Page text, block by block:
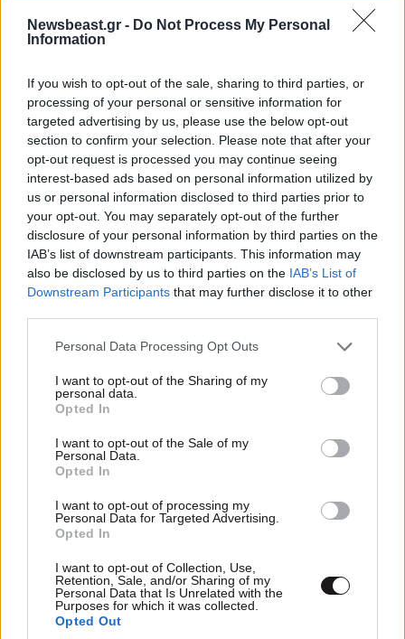
Newsbeast.gr - Do Not Process My Personal
Information
If you wish to opt-out of the sale, sharing to third parties, or
processing of your personal or sensitive information for
targeted advertising by us, please use the below opt-out
section to confirm your selection. Please note that after your
opt-out request is processed you may continue seeing
interest-based ads based on personal information utilized by
us or personal information disclosed to third parties prior to
your opt-out. You may separately opt-out of the further
disclosure of your personal information by third parties on the
IAB’s list of downstream participants. This information may
also be disclosed by us to third parties on the IAB’s List of
Downstream Participants that may further disclose it to other
Please note that this website/app uses one or more Google
not limited to your visit or usage behaviour. You may click to
grant or deny consent to Google and its third-party tags to
use your data for below specified purposes in below Google
consent section.
Personal Data Processing Opt Outs
I want to opt-out of the Sharing of my
personal data.
Opted In
I want to opt-out of the Sale of my
Personal Data.
Opted In
I want to opt-out of processing my
Personal Data for Targeted Advertising.
Opted In
I want to opt-out of Collection, Use,
Retention, Sale, and/or Sharing of my
Personal Data that Is Unrelated with the
Purposes for which it was collected.
Opted Out
και μάθετε πρώτοι όλες τις ειδήσεις
ΣΧΌΛΙΑ ΑΝΑΓΝΩΣΤΏΝ